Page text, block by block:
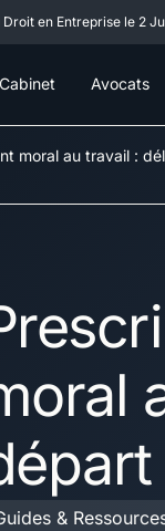
en Entreprise le 2
Cabinet Avocats
moral au travail :
&